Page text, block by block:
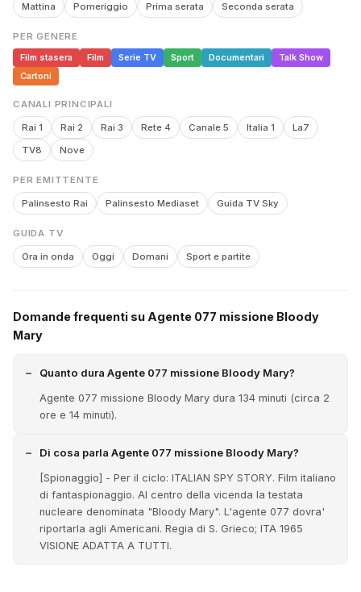
Mattina Pomeriggio Prima serata Seconda serata
PER GENERE
Film stasera
Film Serie TV Sport Documentari
Talk Show
Cartoni
CANALI PRINCIPALI
Rai 1 Rai 2 Rai 3 Rete 4 Canale 5 Italia 1
La7
TV8
Nove
PER EMITTENTE
Palinsesto Rai Palinsesto Mediaset Guida TV Sky
GUIDA TV
Ora in onda Oggi Domani Sport e partite
Domande frequenti su Agente 077 missione Bloody
Mary
Quanto dura Agente 077 missione Bloody Mary?
Agente 077 missione Bloody Mary dura 134 minuti (circa 2
ore e 14 minuti).
Di cosa parla Agente 077 missione Bloody Mary?
[Spionaggio] - Per il ciclo: ITALIAN SPY STORY. Film italiano
di fantaspionaggio. Al centro della vicenda la testata
nucleare denominata "Bloody Mary". L'agente 077 dovra'
riportarla agli Americani. Regia di S. Grieco; ITA 1965
VISIONE ADATTA A TUTTI.